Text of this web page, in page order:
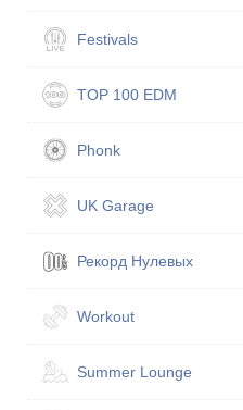
Festivals
TOP 100 EDM
Phonk
UK Garage
Рекорд Нулевых
Workout
Summer Lounge